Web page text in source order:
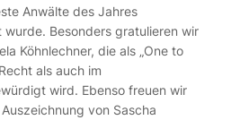
Anwälte des Jahres
wurde. Besonders gratulieren wir
Köhnlechner, die als „One to
als auch im
wird. Ebenso freuen wir
von Sascha